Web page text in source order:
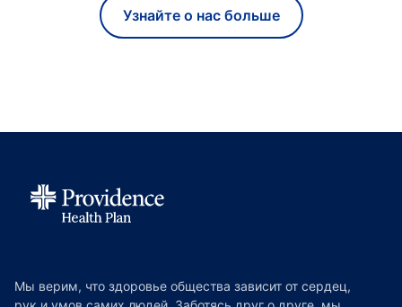
Узнайте о нас больше
Мы верим, что здоровье общества зависит от сердец,